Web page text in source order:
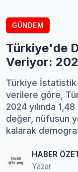
GÜNDEM
Türkiye'de
Veriyor:
Türkiye İstatistik
verilere göre,
2024 yılında
değer, nüfusun
kalarak
HABER
Yazar